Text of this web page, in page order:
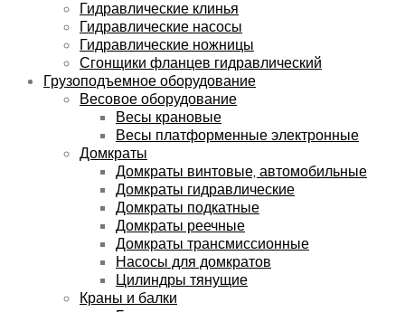
Гидравлические клинья
Гидравлические насосы
Гидравлические ножницы
Сгонщики фланцев гидравлический
Грузоподъемное оборудование
Весовое оборудование
Весы крановые
Весы платформенные электронные
Домкраты
Домкраты винтовые, автомобильные
Домкраты гидравлические
Домкраты подкатные
Домкраты реечные
Домкраты трансмиссионные
Насосы для домкратов
Цилиндры тянущие
Краны и балки